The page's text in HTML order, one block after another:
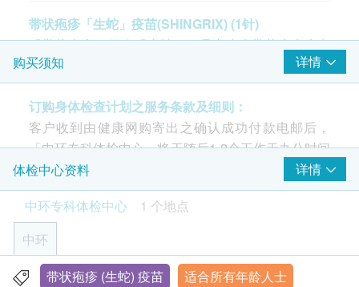
带状疱疹「生蛇」疫苗(SHINGRIX) (1针)
「带状疱疹」俗称「生蛇」，是由水痘带状疱疹病毒
所引致的传染病。若您曾感染过水痘，水痘痊愈后带
状疱疹病毒会潜藏在体内的神经系统。随着年龄增
长，免疫系统会日渐衰弱。带状疱疹病毒就可能重新
启动，从而提高带状疱疹的发病风险。
Shingrix是唯一拥有超过90%预防功效的带状疱疹
疫苗，能预防「生蛇」及「生蛇」引起的后遗神经
痛，并降低其他并发症的风险增加。
美国疾病管制与预防中心建议，不论你过去曾否患
Shingrix 重组带状疱疹疫苗，以获得更强保护。
接种方式：肌肉注射
购买须知 详情
订购身体检查计划之服务条款及细则：
客户收到由健康网购寄出之确认成功付款电邮后，
「中环专科体检中心」将于随后1-2个工作天办公时间
内，致电客户预约身体检查的时间及地点。客户亦可
致电查询或在订单确认后一个工作天致电该中心预约
(电话/ Whatsapp：+852 5543 0000)。
年龄
身体检查计划只适用于18岁或以上之人士。
体检中心资料
详情
中环专科体检中心
1 个地点
中环
香港中环皇后大道中99号中环中心42楼4203室
带状疱疹 (生蛇) 疫苗
适合所有年龄人士